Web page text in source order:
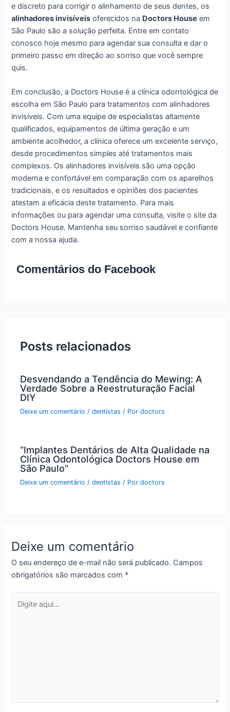
e discreto para corrigir o alinhamento de seus dentes, os
alinhadores invisíveis oferecidos na Doctors House em
São Paulo são a solução perfeita. Entre em contato
conosco hoje mesmo para agendar sua consulta e dar o
primeiro passo em direção ao sorriso que você sempre
quis.
Em conclusão, a Doctors House é a clínica odontológica de
escolha em São Paulo para tratamentos com alinhadores
invisíveis. Com uma equipe de especialistas altamente
qualificados, equipamentos de última geração e um
ambiente acolhedor, a clínica oferece um excelente serviço,
desde procedimentos simples até tratamentos mais
complexos. Os alinhadores invisíveis são uma opção
moderna e confortável em comparação com os aparelhos
tradicionais, e os resultados e opiniões dos pacientes
atestam a eficácia deste tratamento. Para mais
informações ou para agendar uma consulta, visite o site da
Doctors House. Mantenha seu sorriso saudável e confiante
com a nossa ajuda.
Comentários do Facebook
Posts relacionados
Desvendando a Tendência do Mewing: A
Verdade Sobre a Reestruturação Facial
DIY
Deixe um comentário /dentistas / Pordoctors
“Implantes Dentários de Alta Qualidade na
Clínica Odontológica Doctors House em
São Paulo”
Deixe um comentário /dentistas / Pordoctors
Deixe um comentário
O seu endereço de e-mail não será publicado. Campos
obrigatórios são marcados com *
aqui...